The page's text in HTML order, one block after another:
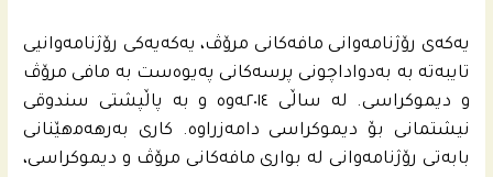
یه‌كه‌ى رۆژنامه‌وانى مافه‌كانى مرۆڤ، یەکەیەکی رۆژنامەوانیی
تایبەتە بە بەدواداچونی پرسەکانی پەیوەست بە مافی مرۆڤ
و دیموکراسی. لە ساڵی ٢٠١٤ـەوە و بە پاڵپشتی سندوقی
نیشتمانی بۆ دیموکراسی دامەزراوە. کاری بەرھەمھێنانی
بابەتی رۆژنامەوانی لە بواری مافەکانی مرۆڤ و دیموكراسی،